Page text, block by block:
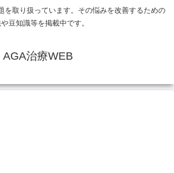
を取り扱っています。その悩みを改善するための
豆知識等を掲載中です。
AGA治療WEB